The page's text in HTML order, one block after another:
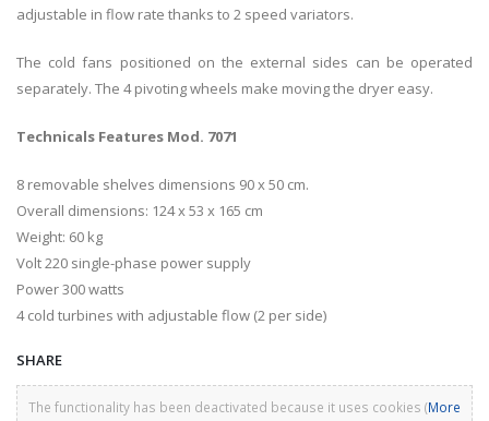
adjustable in flow rate thanks to 2 speed variators.
The cold fans positioned on the external sides can be operated
separately. The 4 pivoting wheels make moving the dryer easy.
Technicals Features Mod. 7071
8 removable shelves dimensions 90 x 50 cm.
Overall dimensions: 124 x 53 x 165 cm
Weight: 60 kg
Volt 220 single-phase power supply
Power 300 watts
4 cold turbines with adjustable flow (2 per side)
SHARE
The functionality has been deactivated because it uses cookies (More